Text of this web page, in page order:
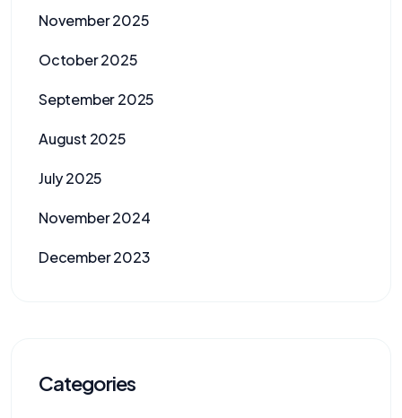
November 2025
October 2025
September 2025
August 2025
July 2025
November 2024
December 2023
Categories